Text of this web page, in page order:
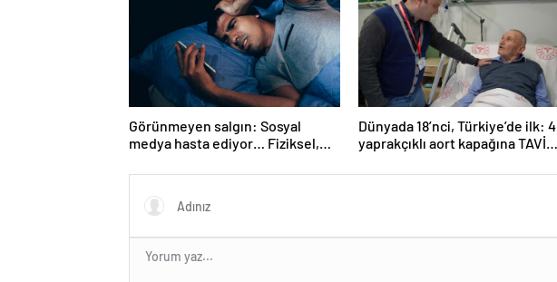
Görünmeyen salgın: Sosyal
medya hasta ediyor… Fiziksel,
inanamayacaksınız
Dünyada 18’nci, Türkiye’de ilk: 4
yaprakçıklı aort kapağına TAVİ